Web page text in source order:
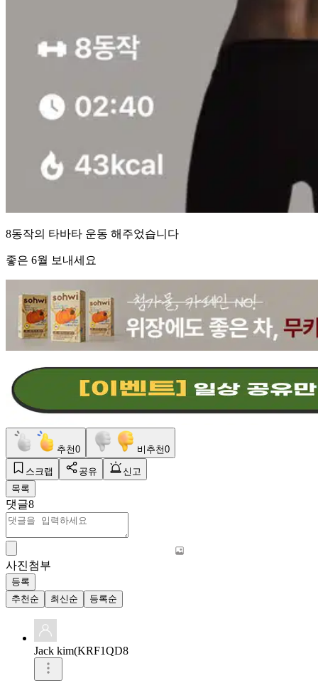
8동작의 타바타 운동 해주었습니다
좋은 6월 보내세요
추천0 비추천0
스크랩 공유
신고
목록
댓글8
사진첨부
등록
추천순
최신순 등록순
Jack kim(KRF1QD8